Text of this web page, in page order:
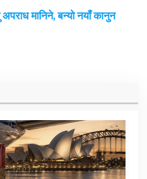
मानिने, बन्यो नयाँ कानुन